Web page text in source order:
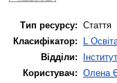
Тип ресурсу: Стаття
Класифікатор:
L
Відділи:
Користувач: Олена